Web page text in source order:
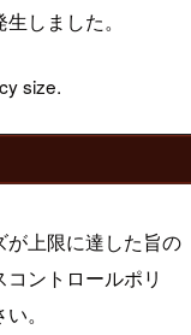
しました。
size.
上限に達した旨の
ントロールポリ
。